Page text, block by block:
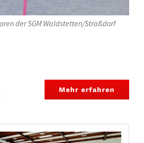
der SGM Waldstetten/Straßdorf
Mehr erfahren